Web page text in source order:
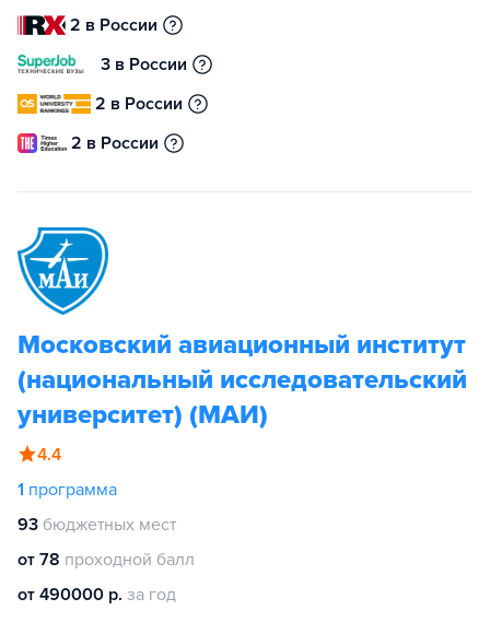
2 в России
3 в России
2 в России
2 в России
Московский авиационный институт
(национальный исследовательский
университет) (МАИ)
4.4
1 программа
93 бюджетных мест
от 78 проходной балл
от 490000 р. за год